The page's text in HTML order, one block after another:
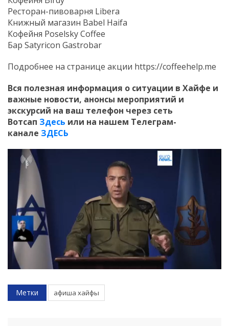
Ресторан-пивоварня Libera
Книжный магазин Babel Haifa
Кофейня Poselsky Coffee
Бар Satyricon Gastrobar
Подробнее на странице акции https://coffeehelp.me
Вся полезная информация о ситуации в Хайфе и
важные новости, анонсы мероприятий и
экскурсий на ваш телефон через сеть
Вотсап Здесь или на нашем Телеграм-
канале ЗДЕСЬ
Метки афиша хайфы